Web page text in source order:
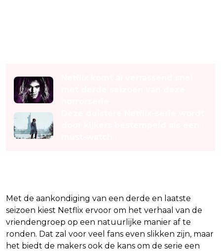
Met de aankondiging van een derde en laatste
seizoen kiest Netflix ervoor om het verhaal van de
vriendengroep op een natuurlijke manier af te
ronden. Dat zal voor veel fans even slikken zijn, maar
het biedt de makers ook de kans om de serie een